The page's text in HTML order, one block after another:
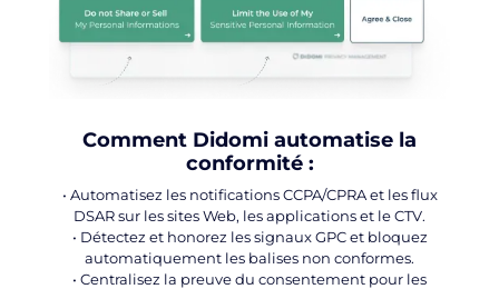
Comment Didomi automatise la
conformité :
• Automatisez les notifications CCPA/CPRA et les flux
DSAR sur les sites Web, les applications et le CTV.
• Détectez et honorez les signaux GPC et bloquez
automatiquement les balises non conformes.
• Centralisez la preuve du consentement pour les